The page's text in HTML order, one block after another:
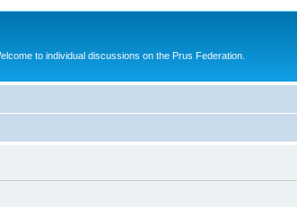
to individual discussions on the Prus Federation.